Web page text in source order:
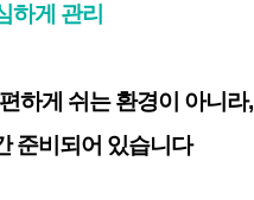
하게 관리
하게 쉬는 환경이 아니라,
준비되어 있습니다